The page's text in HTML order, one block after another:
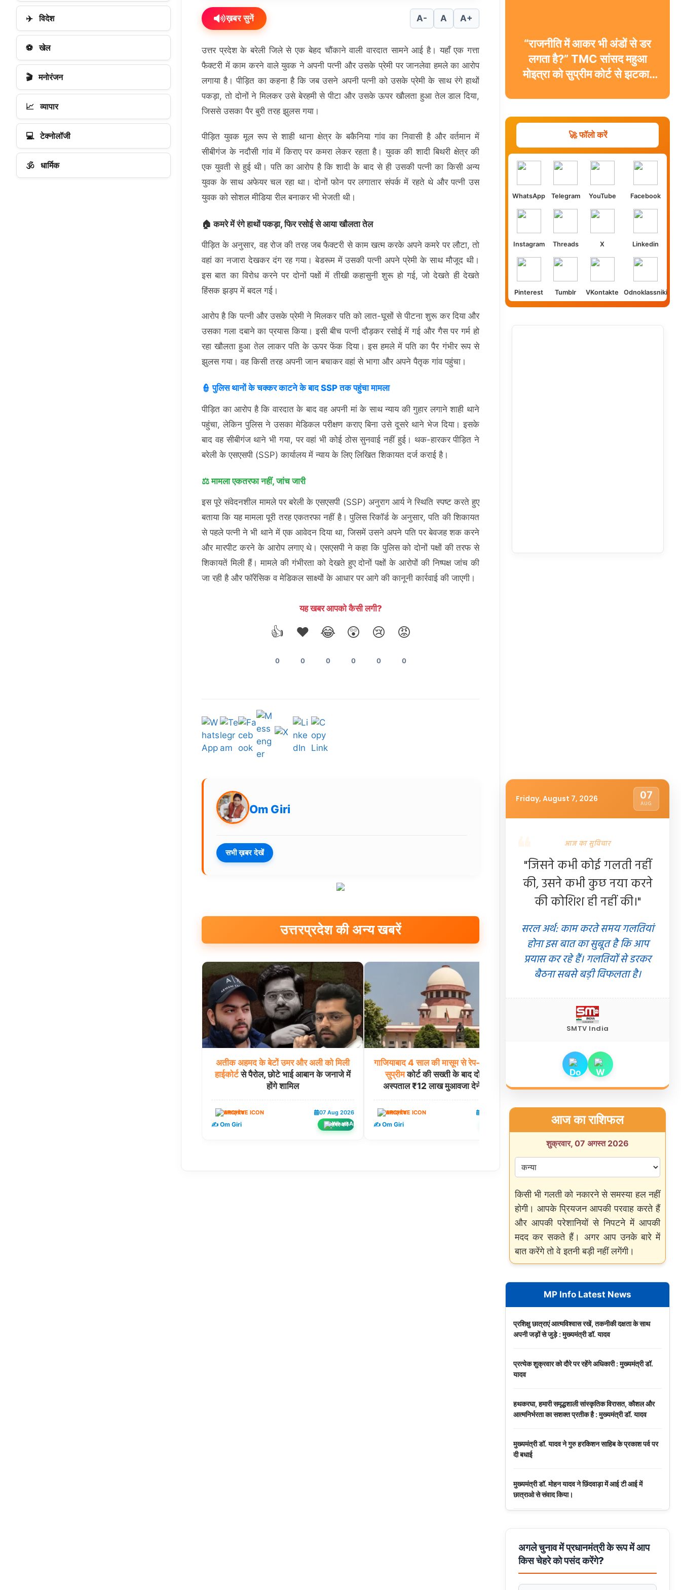
ख़बर सुनें A- A A+
उत्तर प्रदेश के बरेली जिले से एक बेहद चौंकाने वाली वारदात सामने आई है। यहाँ एक गत्ता
फैक्टरी में काम करने वाले युवक ने अपनी पत्नी और उसके प्रेमी पर जानलेवा हमले का आरोप
लगाया है। पीड़ित का कहना है कि जब उसने अपनी पत्नी को उसके प्रेमी के साथ रंगे हाथों
पकड़ा, तो दोनों ने मिलकर उसे बेरहमी से पीटा और उसके ऊपर खौलता हुआ तेल डाल दिया,
जिससे उसका पैर बुरी तरह झुलस गया।
पीड़ित युवक मूल रूप से शाही थाना क्षेत्र के बकैनिया गांव का निवासी है और वर्तमान में
सीबीगंज के नदौसी गांव में किराए पर कमरा लेकर रहता है। युवक की शादी बिथरी क्षेत्र की
एक युवती से हुई थी। पति का आरोप है कि शादी के बाद से ही उसकी पत्नी का किसी अन्य
युवक के साथ अफेयर चल रहा था। दोनों फोन पर लगातार संपर्क में रहते थे और पत्नी उस
युवक को सोशल मीडिया रील बनाकर भी भेजती थी।
🏠 कमरे में रंगे हाथों पकड़ा, फिर रसोई से आया खौलता तेल
पीड़ित के अनुसार, वह रोज की तरह जब फैक्टरी से काम खत्म करके अपने कमरे पर लौटा, तो
वहां का नजारा देखकर दंग रह गया। बेडरूम में उसकी पत्नी अपने प्रेमी के साथ मौजूद थी।
इस बात का विरोध करने पर दोनों पक्षों में तीखी कहासुनी शुरू हो गई, जो देखते ही देखते
हिंसक झड़प में बदल गई।
आरोप है कि पत्नी और उसके प्रेमी ने मिलकर पति को लात-घूसों से पीटना शुरू कर दिया और
उसका गला दबाने का प्रयास किया। इसी बीच पत्नी दौड़कर रसोई में गई और गैस पर गर्म हो
रहा खौलता हुआ तेल लाकर पति के ऊपर फेंक दिया। इस हमले में पति का पैर गंभीर रूप से
झुलस गया। वह किसी तरह अपनी जान बचाकर वहां से भागा और अपने पैतृक गांव पहुंचा।
👮 पुलिस थानों के चक्कर काटने के बाद SSP तक पहुंचा मामला
पीड़ित का आरोप है कि वारदात के बाद वह अपनी मां के साथ न्याय की गुहार लगाने शाही थाने
पहुंचा, लेकिन पुलिस ने उसका मेडिकल परीक्षण कराए बिना उसे दूसरे थाने भेज दिया। इसके
बाद वह सीबीगंज थाने भी गया, पर वहां भी कोई ठोस सुनवाई नहीं हुई। थक-हारकर पीड़ित ने
बरेली के एसएसपी (SSP) कार्यालय में न्याय के लिए लिखित शिकायत दर्ज कराई है।
⚖️ मामला एकतरफा नहीं, जांच जारी
इस पूरे संवेदनशील मामले पर बरेली के एसएसपी (SSP) अनुराग आर्य ने स्थिति स्पष्ट करते हुए
बताया कि यह मामला पूरी तरह एकतरफा नहीं है। पुलिस रिकॉर्ड के अनुसार, पति की शिकायत
से पहले पत्नी ने भी थाने में एक आवेदन दिया था, जिसमें उसने अपने पति पर बेवजह शक करने
और मारपीट करने के आरोप लगाए थे। एसएसपी ने कहा कि पुलिस को दोनों पक्षों की तरफ से
शिकायतें मिली हैं। मामले की गंभीरता को देखते हुए दोनों पक्षों के आरोपों की निष्पक्ष जांच की
जा रही है और फॉरेंसिक व मेडिकल साक्ष्यों के आधार पर आगे की कानूनी कार्रवाई की जाएगी।
यह खबर आपको कैसी लगी?
👍
0
❤️
0
😂
0
😲
0
😢
0
😡
0
Om Giri
सभी ख़बर देखें
उत्तरप्रदेश की अन्य खबरें
अतीक अहमद के बेटों उमर और अली को मिली
हाईकोर्टसे पैरोल, छोटे भाई आबान के जनाजे में
होंगे शामिल
उत्तरप्रदेश 07 Aug 2026
✍️ Om Giri शेयर करें
गाजियाबाद 4 साल की मासूम से रेप-हत्या
सुप्रीमकोर्ट की सख्ती के बाद दो प्राइवेट
अस्पताल ₹12 लाख मुआवजा देने को राजी
उत्तरप्रदेश 07 Aug 2026
✍️ Om Giri
अतीक अहमद के सबसे
हादसेमें मौत: झांसी जेल में बंद भाई अली
से मिलने जाते वक्त हुआ हादसा
07 Aug 2026
✍️ Om Giri
✈️ विदेश
⚽ खेल
🎬 मनोरंजन
📈 व्यापार
💻 टेक्नोलॉजी
🕉️ धार्मिक
“राजनीति में आकर भी अंडों से डर
लगता है?” TMC सांसद महुआ
मोइत्रा को सुप्रीम कोर्ट से झटका,
🚀 फॉलो करें
WhatsApp Telegram YouTube Facebook
Instagram Threads X Linkedin
Pinterest Tumblr VKontakte Odnoklassniki
Friday, August 7, 2026 07
AUG
आज का सुविचार
"जिसने कभी कोई गलती नहीं
की, उसने कभी कुछ नया करने
की कोशिश ही नहीं की।"
सरल अर्थ: काम करते समय गलतियां
होना इस बात का सुबूत है कि आप
प्रयास कर रहे हैं। गलतियों से डरकर
बैठना सबसे बड़ी विफलता है।
SMTV India
आज का राशिफल
शुक्रवार, 07 अगस्त 2026
किसी भी गलती को नकारने से समस्या हल नहीं
होगी। आपके प्रियजन आपकी परवाह करते हैं
और आपकी परेशानियों से निपटने में आपकी
मदद कर सकते हैं। अगर आप उनके बारे में
बात करेंगे तो वे इतनी बड़ी नहीं लगेंगी।
MP Info Latest News
प्रशिक्षु छात्राएं आत्मविश्वास रखें, तकनीकी दक्षता के साथ
अपनी जड़ों से जुड़े : मुख्यमंत्री डॉ. यादव
प्रत्येक शुक्रवार को दौरे पर रहेंगे अधिकारी : मुख्यमंत्री डॉ.
यादव
हथकरघा, हमारी समृद्धशाली सांस्कृतिक विरासत, कौशल और
आत्मनिर्भरता का सशक्त प्रतीक है : मुख्यमंत्री डॉ. यादव
मुख्यमंत्री डॉ. यादव ने गुरु हरकिशन साहिब के प्रकाश पर्व पर
दी बधाई
मुख्यमंत्री डॉ. मोहन यादव ने छिंदवाड़ा में आई टी आई में
छात्राओ से संवाद किया।
मुख्यमंत्री डॉ. यादव ने बाबूलाल जैन की पुण्यतिथि पर किया
नमन
अगले चुनाव में प्रधानमंत्री के रूप में आप
किस चेहरे को पसंद करेंगे?